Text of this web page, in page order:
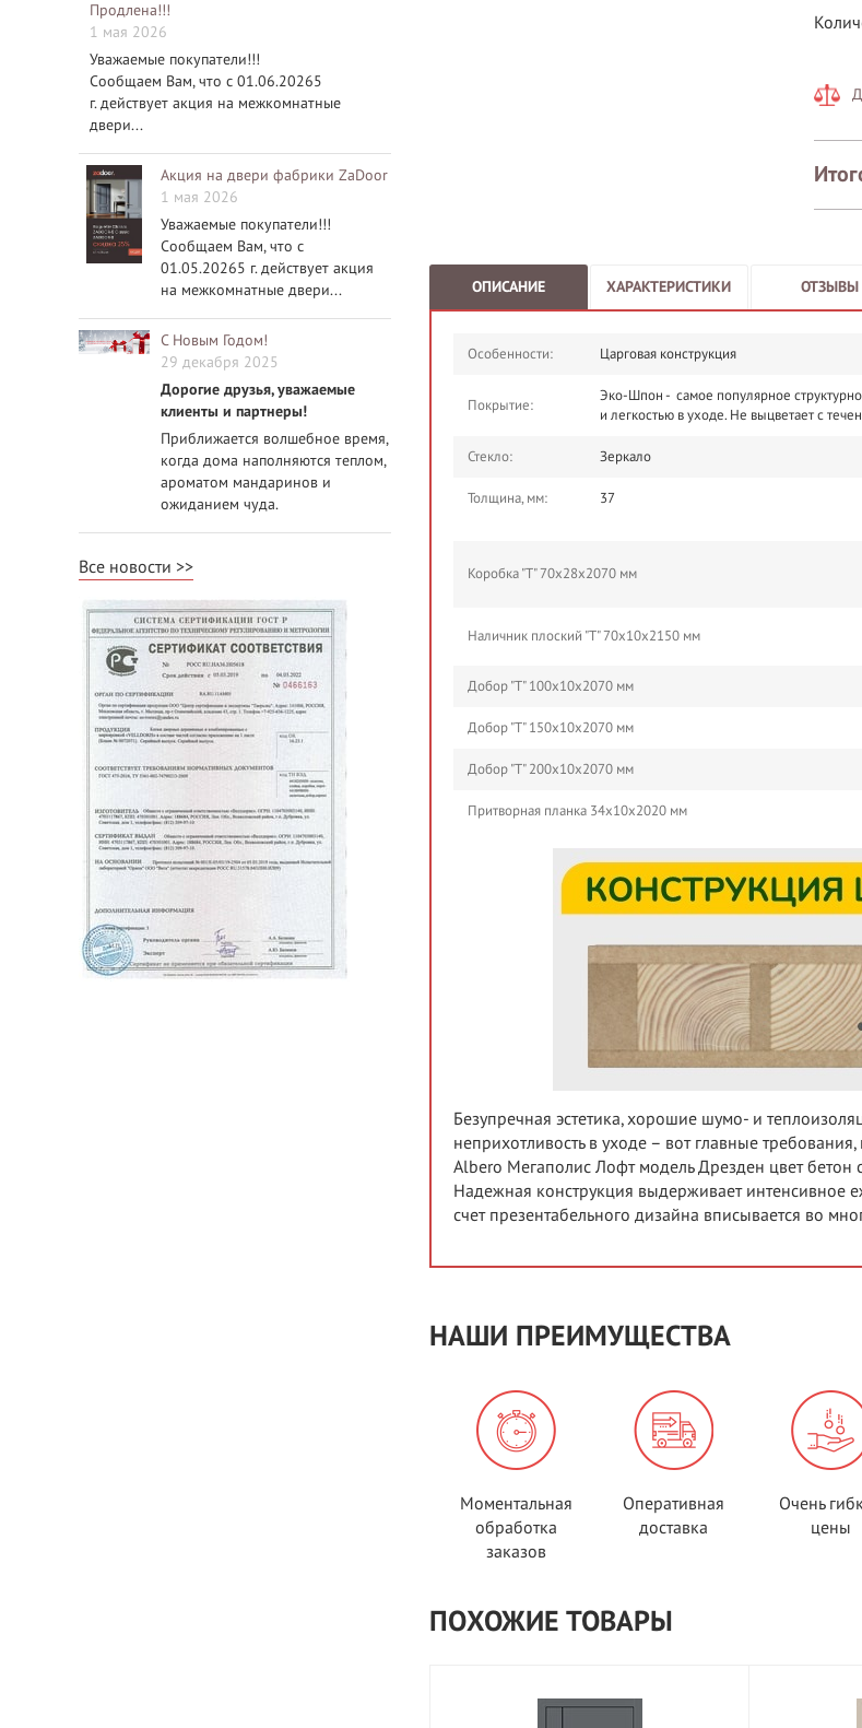
Продлена!!!
1 мая 2026
Уважаемые покупатели!!!
Сообщаем Вам, что с 01.06.20265
г. действует акция на межкомнатные
двери...
Акция на двери фабрики ZaDoor
1 мая 2026
Уважаемые покупатели!!!
Сообщаем Вам, что с
01.05.20265 г. действует акция
на межкомнатные двери...
С Новым Годом!
29 декабря 2025
Дорогие друзья, уважаемые
клиенты и партнеры!
Приближается волшебное время,
когда дома наполняются теплом,
ароматом мандаринов и
ожиданием чуда.
Все новости
ОПИСАНИЕ ХАРАКТЕРИСТИКИ ОТЗЫВЫ
Особенности: Царговая конструкция
Покрытие:
Эко-Шпон - самое популярное
и легкостью в уходе. Не выцветает с
Стекло: Зеркало
Толщина, мм: 37
Коробка "Т" 70х28х2070 мм
Наличник плоский "Т" 70х10х2150 мм
Добор "Т" 100х10х2070 мм
Добор "Т" 150х10х2070 мм
Добор "Т" 200х10х2070 мм
Притворная планка 34х10х2020 мм
Безупречная эстетика, хорошие шумо- и
неприхотливость в уходе – вот главные
Albero Мегаполис Лофт модель Дрезден цвет
Надежная конструкция выдерживает интенсивное
счет презентабельного дизайна вписывается во
НАШИ ПРЕИМУЩЕСТВА
Моментальная
обработка
заказов
Оперативная
доставка
Очень
цены
ПОХОЖИЕ ТОВАРЫ